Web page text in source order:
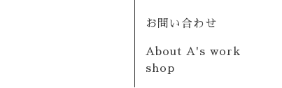
お問い合わせ
About A's work
shop